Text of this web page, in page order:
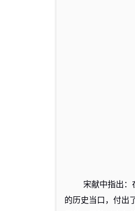
宋献中指出：
的历史当口，付出